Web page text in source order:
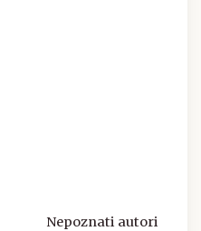
Nepoznati autori